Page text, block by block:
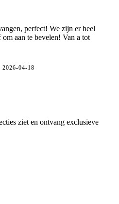
perfect! We zijn er heel
aan te bevelen! Van a tot
2026-04-18
ziet en ontvang exclusieve